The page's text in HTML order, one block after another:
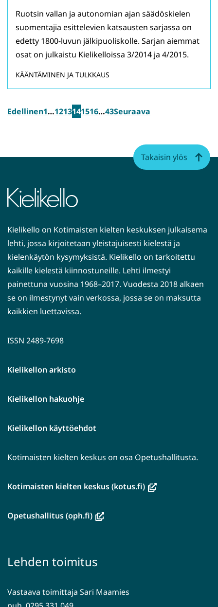
Ruotsin vallan ja autonomian ajan säädöskielen
suomentajia esittelevien katsausten sarjassa on
edetty 1800-luvun jälkipuoliskolle. Sarjan aiemmat
osat on julkaistu Kielikelloissa 3/2014 ja 4/2015.
KÄÄNTÄMINEN JA TULKKAUS
Edellinen1…1213141516…43Seuraava
Kielikello on Kotimaisten kielten keskuksen julkaisema
lehti, jossa kirjoitetaan yleistajuisesti kielestä ja
kielenkäytön kysymyksistä. Kielikello on tarkoitettu
kaikille kielestä kiinnostuneille. Lehti ilmestyi
painettuna vuosina 1968–2017. Vuodesta 2018 alkaen
se on ilmestynyt vain verkossa, jossa se on maksutta
kaikkien luettavissa.
ISSN 2489-7698
Kielikellon arkisto
Kielikellon hakuohje
Kielikellon käyttöehdot
Kotimaisten kielten keskus on osa Opetushallitusta.
Kotimaisten kielten keskus (kotus.fi)(avautuu
Opetushallitus (oph.fi)(avautuu
toiseen
Lehden toimitus
Vastaava toimittaja Sari Maamies
Takaisin ylös